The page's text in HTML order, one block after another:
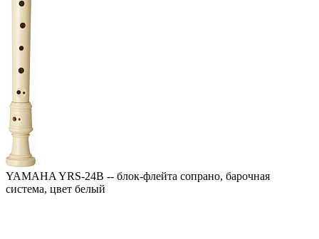
YAMAHA YRS-24B -- блок-флейта сопрано, барочная
система, цвет белый